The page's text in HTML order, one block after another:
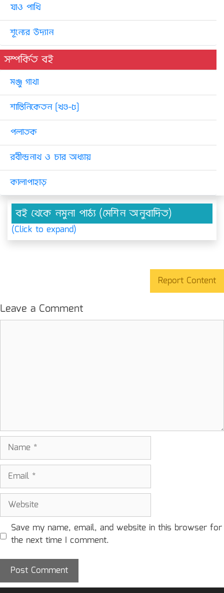
যাও পাখি
শূন্যের উদ্যান
সম্পর্কিত বই
মঞ্জু গাথা
শান্তিনিকেতন [খণ্ড-৫]
পলাতক
রবীন্দ্রনাথ ও চার অধ্যায়
কালাপাহাড়
বই থেকে নমুনা পাঠ্য (মেশিন অনুবাদিত)
(Click to expand)
Report Content
Leave a Comment
Name
Email
Website
Save my name, email, and website in this browser for
the next time I comment.